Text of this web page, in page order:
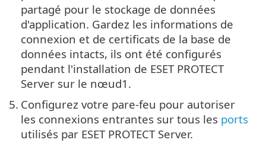
partagé pour le stockage de données
d'application. Gardez les informations de
connexion et de certificats de la base de
données intacts, ils ont été configurés
pendant l'installation de ESET PROTECT
Server sur le nœud1.
5. Configurez votre pare-feu pour autoriser
les connexions entrantes sur tous les ports
utilisés par ESET PROTECT Server.